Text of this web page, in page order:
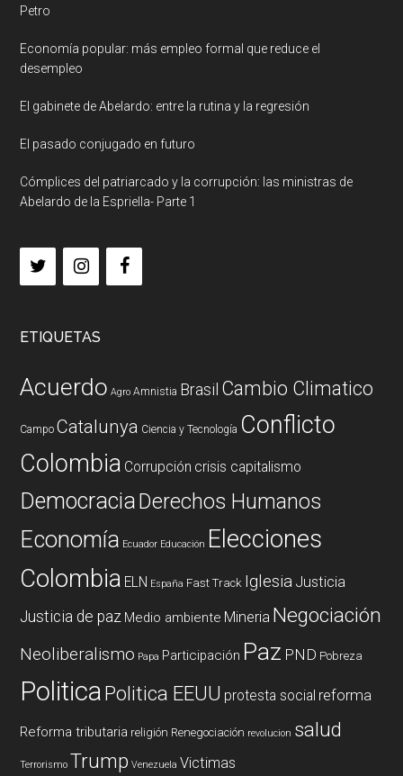
Petro
Economía popular: más empleo formal que reduce el
desempleo
El gabinete de Abelardo: entre la rutina y la regresión
El pasado conjugado en futuro
Cómplices del patriarcado y la corrupción: las ministras de
Abelardo de la Espriella- Parte 1
ETIQUETAS
Acuerdo Agro Amnistia Brasil Cambio Climatico
Campo Catalunya Ciencia y Tecnología Conflicto
Colombia Corrupción crisis capitalismo
DemocraciaDerechos Humanos
Economía Ecuador Educación Elecciones
Colombia ELN España Fast Track Iglesia Justicia
Justicia de paz Medio ambiente Mineria Negociación
Neoliberalismo Papa Participación Paz PND Pobreza
PoliticaPolitica EEUU protesta social reforma
Reforma tributaria religión Renegociación revolucion salud
Terrorismo Trump Venezuela Victimas